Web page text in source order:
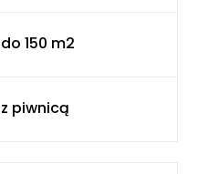
150 m2
piwnicą